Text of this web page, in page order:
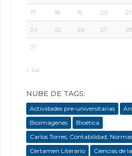
17 18 19 20 21
24 25 26 27 28
31
« Jul
NUBE DE TAGS:
Actividades pre-universitarias
Bioimágenes
Bioética
Carlos Torres; Contabilidad;
Certamen Literario
Ciencias de